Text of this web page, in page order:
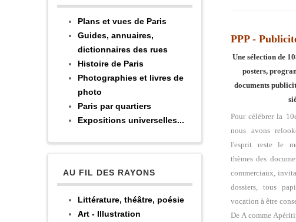
Plans et vues de Paris
Guides, annuaires,
dictionnaires des rues
Histoire de Paris
Photographies et livres de
photo
Paris par quartiers
Expositions universelles...
AU FIL DES RAYONS
Littérature, théâtre, poésie
Art - Illustration
PPP -
Une sélection de
posters,
documents
Pour célébrer la
nous avons
l'esprit reste le
thèmes des
commerciaux,
dossiers, tous
vocation à être
De A comme